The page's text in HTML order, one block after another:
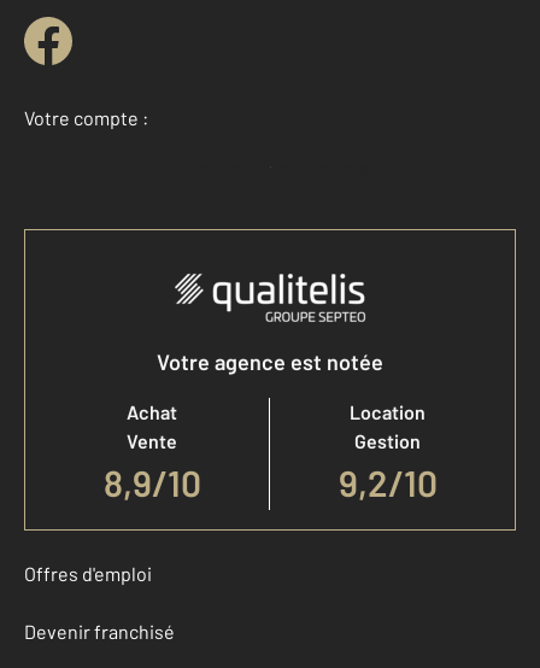
Votre compte :
Accéder à mon compte
Votre agence est notée
Achat
Vente
8,9/10
Location
Gestion
9,2/10
Offres d'emploi
Devenir franchisé